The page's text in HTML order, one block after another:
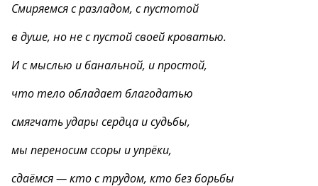
Смиряемся с разладом, с пустотой
в душе, но не с пустой своей кроватью.
И с мыслью и банальной, и простой,
что тело обладает благодатью
смягчать удары сердца и судьбы,
мы переносим ссоры и упрёки,
сдаёмся — кто с трудом, кто без борьбы